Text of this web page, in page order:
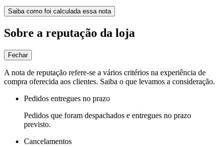
Saiba como foi calculada essa nota
Sobre a reputação da loja
Fechar
A nota de reputação refere-se a vários critérios na experiência de
compra oferecida aos clientes. Saiba o que levamos a consideração.
Pedidos entregues no prazo
Pedidos que foram despachados e entregues no prazo
previsto.
Cancelamentos